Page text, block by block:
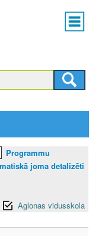
Main
menu
Programmu
joma detalizēti
Aglonas vidusskola